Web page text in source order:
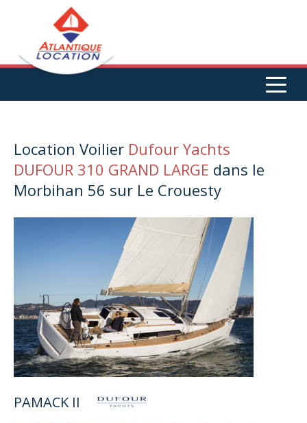
Aller au contenu principal
Location Voilier Dufour Yachts
DUFOUR 310 GRAND LARGE dans le
Morbihan 56 sur Le Crouesty
PAMACK II